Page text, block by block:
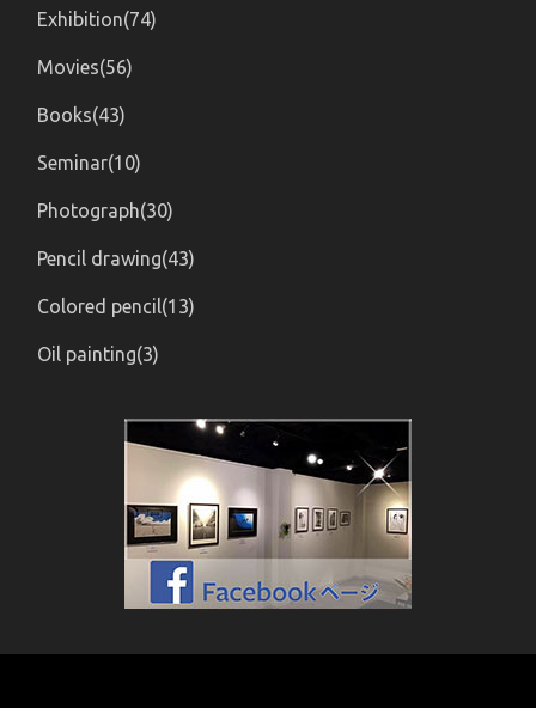
Exhibition(74)
Movies(56)
Books(43)
Seminar(10)
Photograph(30)
Pencil drawing(43)
Colored pencil(13)
Oil painting(3)